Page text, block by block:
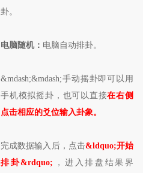
卦。
电脑随机： 电脑自动排卦。
&mdash;&mdash;手动摇卦即可以用
手机模拟摇卦，也可以直接在右侧
点击相应的爻位输入卦象。
完成数据输入后，点击&ldquo;开始
排卦&rdquo; ，进入排盘结果界